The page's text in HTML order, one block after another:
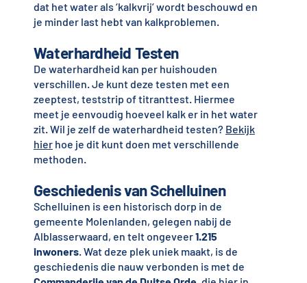
dat het water als ‘kalkvrij’ wordt beschouwd en
je minder last hebt van kalkproblemen.
Waterhardheid Testen
De waterhardheid kan per huishouden
verschillen. Je kunt deze testen met een
zeeptest, teststrip of titranttest. Hiermee
meet je eenvoudig hoeveel kalk er in het water
zit. Wil je zelf de waterhardheid testen? Bekijk
hierhoe je dit kunt doen met verschillende
methoden.
Geschiedenis van Schelluinen
Schelluinen is een historisch dorp in de
gemeente Molenlanden, gelegen nabij de
Alblasserwaard, en telt ongeveer1.215
inwoners. Wat deze plek uniek maakt, is de
geschiedenis die nauw verbonden is met de